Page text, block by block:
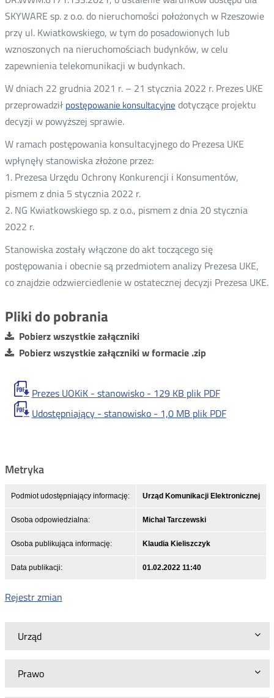
Urząd
Prawo
SKYWARE sp. z o.o. do nieruchomości położonych w Rzeszowie
przy ul. Kwiatkowskiego, w tym do posadowionych lub
wznoszonych na nieruchomościach budynków, w celu
zapewnienia telekomunikacji w budynkach.
W dniach 22 grudnia 2021 r. – 21 stycznia 2022 r. Prezes UKE
przeprowadził postępowanie konsultacyjne dotyczące projektu
decyzji w powyższej sprawie.
W ramach postępowania konsultacyjnego do Prezesa UKE
wpłynęły stanowiska złożone przez:
1. Prezesa Urzędu Ochrony Konkurencji i Konsumentów,
pismem z dnia 5 stycznia 2022 r.
2. NG Kwiatkowskiego sp. z o.o., pismem z dnia 20 stycznia
2022 r.
Stanowiska zostały włączone do akt toczącego się
postępowania i obecnie są przedmiotem analizy Prezesa UKE,
co znajdzie odzwierciedlenie w ostatecznej decyzji Prezesa UKE.
Pliki do pobrania
Pobierz wszystkie załączniki
Pobierz wszystkie załączniki w formacie .zip
Prezes UOKiK - stanowisko - 129 KB plik PDF
Udostępniający - stanowisko - 1,0 MB plik PDF
Metryka
Podmiot udostępniający informację: Urząd Komunikacji Elektronicznej
Osoba odpowiedzialna: Michał Tarczewski
Osoba publikująca informację: Klaudia Kieliszczyk
Data publikacji: 01.02.2022 11:40
Rejestr zmian